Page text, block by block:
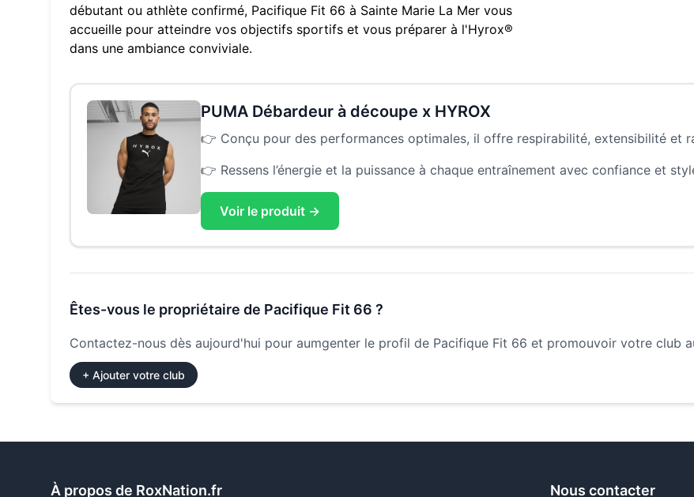
débutant ou athlète confirmé, Pacifique Fit 66 à Sainte Marie La Mer vous
accueille pour atteindre vos objectifs sportifs et vous préparer à l'Hyrox®
dans une ambiance conviviale.
PUMA Débardeur à découpe x HYROX
👉 Conçu pour des performances optimales, il offre respirabilité, extensibilité et
👉 Ressens l’énergie et la puissance à chaque entraînement avec confiance et
Voir le produit →
Êtes-vous le propriétaire de Pacifique Fit 66 ?
Contactez-nous dès aujourd'hui pour aumgenter le profil de Pacifique Fit 66 et promouvoir votre club
+ Ajouter votre club
À propos de RoxNation.fr Nous contacter